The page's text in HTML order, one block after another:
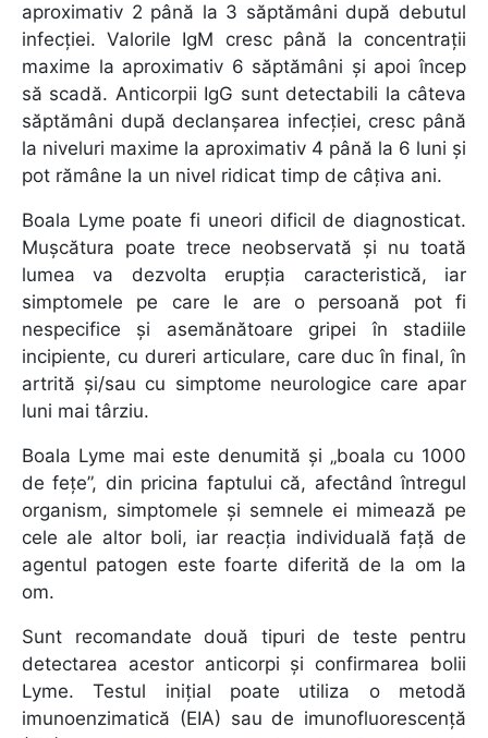
aproximativ 2 până la 3 săptămâni după debutul
infecției. Valorile IgM cresc până la concentrații
maxime la aproximativ 6 săptămâni și apoi încep
să scadă. Anticorpii IgG sunt detectabili la câteva
săptămâni după declanșarea infecției, cresc până
la niveluri maxime la aproximativ 4 până la 6 luni și
pot rămâne la un nivel ridicat timp de câțiva ani.
Boala Lyme poate fi uneori dificil de diagnosticat.
Mușcătura poate trece neobservată și nu toată
lumea va dezvolta erupția caracteristică, iar
simptomele pe care le are o persoană pot fi
nespecifice și asemănătoare gripei în stadiile
incipiente, cu dureri articulare, care duc în final, în
artrită și/sau cu simptome neurologice care apar
luni mai târziu.
Boala Lyme mai este denumită și „boala cu 1000
de fețe”, din pricina faptului că, afectând întregul
organism, simptomele și semnele ei mimează pe
cele ale altor boli, iar reacția individuală față de
agentul patogen este foarte diferită de la om la
om.
Sunt recomandate două tipuri de teste pentru
detectarea acestor anticorpi și confirmarea bolii
Lyme. Testul inițial poate utiliza o metodă
imunoenzimatică (EIA) sau de imunofluorescență